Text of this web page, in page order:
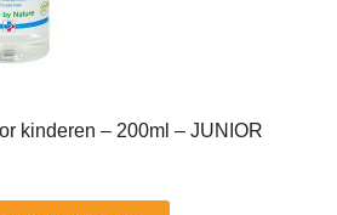
kinderen – 200ml – JUNIOR